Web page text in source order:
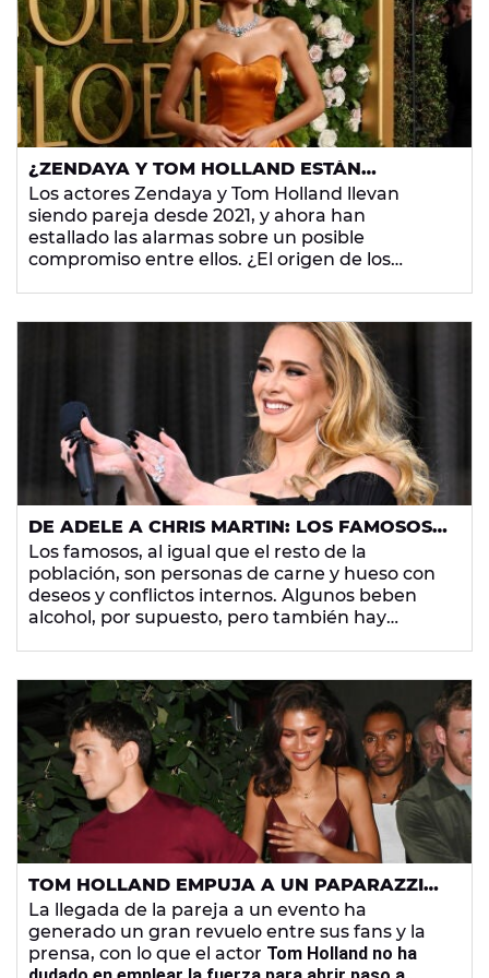
¿ZENDAYA Y TOM HOLLAND ESTÁN
COMPROMETIDOS? EL MISTERIOSO ANILLO
EN LOS GLOBOS DE ORO 2025
Los actores Zendaya y Tom Holland llevan
siendo pareja desde 2021, y ahora han
estallado las alarmas sobre un posible
compromiso entre ellos. ¿El origen de los
de Oro 2025.
DE ADELE A CHRIS MARTIN: LOS FAMOSOS
QUE NO BEBEN ALCOHOL
Los famosos, al igual que el resto de la
población, son personas de carne y hueso con
deseos y conflictos internos. Algunos beben
alcohol, por supuesto, pero también hay
TOM HOLLAND EMPUJA A UN PAPARAZZI
QUE ACOSABA A ZENDAYA
La llegada de la pareja a un evento ha
generado un gran revuelo entre sus fans y la
prensa, con lo que el actor Tom Holland no ha